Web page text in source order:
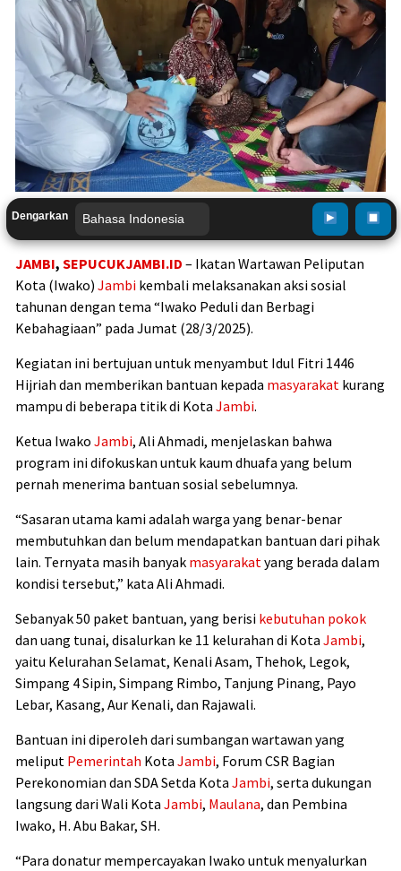
Dengarkan
JAMBI, SEPUCUKJAMBI.ID – Ikatan Wartawan Peliputan
Kota (Iwako) Jambi kembali melaksanakan aksi sosial
tahunan dengan tema “Iwako Peduli dan Berbagi
Kebahagiaan” pada Jumat (28/3/2025).
Kegiatan ini bertujuan untuk menyambut Idul Fitri 1446
Hijriah dan memberikan bantuan kepada masyarakat kurang
mampu di beberapa titik di Kota Jambi.
Ketua Iwako Jambi, Ali Ahmadi, menjelaskan bahwa
program ini difokuskan untuk kaum dhuafa yang belum
pernah menerima bantuan sosial sebelumnya.
“Sasaran utama kami adalah warga yang benar-benar
membutuhkan dan belum mendapatkan bantuan dari pihak
lain. Ternyata masih banyak masyarakat yang berada dalam
kondisi tersebut,” kata Ali Ahmadi.
Sebanyak 50 paket bantuan, yang berisi kebutuhan pokok
dan uang tunai, disalurkan ke 11 kelurahan di Kota Jambi,
yaitu Kelurahan Selamat, Kenali Asam, Thehok, Legok,
Simpang 4 Sipin, Simpang Rimbo, Tanjung Pinang, Payo
Lebar, Kasang, Aur Kenali, dan Rajawali.
Bantuan ini diperoleh dari sumbangan wartawan yang
meliput Pemerintah Kota Jambi, Forum CSR Bagian
Perekonomian dan SDA Setda Kota Jambi, serta dukungan
langsung dari Wali Kota Jambi, Maulana, dan Pembina
Iwako, H. Abu Bakar, SH.
“Para donatur mempercayakan Iwako untuk menyalurkan